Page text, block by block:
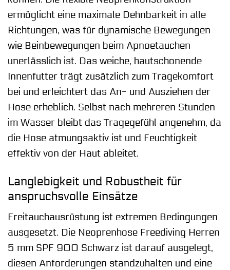
ermöglicht eine maximale Dehnbarkeit in alle
Richtungen, was für dynamische Bewegungen
wie Beinbewegungen beim Apnoetauchen
unerlässlich ist. Das weiche, hautschonende
Innenfutter trägt zusätzlich zum Tragekomfort
bei und erleichtert das An- und Ausziehen der
Hose erheblich. Selbst nach mehreren Stunden
im Wasser bleibt das Tragegefühl angenehm, da
die Hose atmungsaktiv ist und Feuchtigkeit
effektiv von der Haut ableitet.
Langlebigkeit und Robustheit für
anspruchsvolle Einsätze
Freitauchausrüstung ist extremen Bedingungen
ausgesetzt. Die Neoprenhose Freediving Herren
5 mm SPF 900 Schwarz ist darauf ausgelegt,
diesen Anforderungen standzuhalten und eine